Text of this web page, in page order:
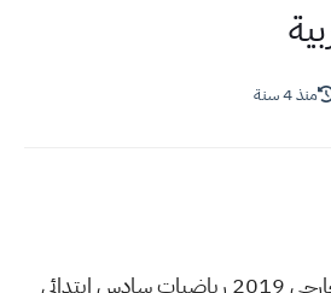
منذ 4 سنة
حل اسئلة التمهيدي الخارجي 2019 رياضيات سادس ابتدائي